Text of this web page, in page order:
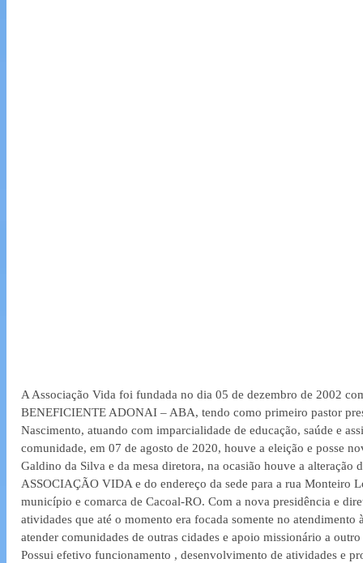
A Associação Vida foi fundada no dia 05 de dezembro de 2002
BENEFICIENTE ADONAI – ABA, tendo como primeiro pastor
Nascimento, atuando com imparcialidade de educação, saúde e
comunidade, em 07 de agosto de 2020, houve a eleição e posse
Galdino da Silva e da mesa diretora, na ocasião houve a alteração
ASSOCIAÇÃO VIDA e do endereço da sede para a rua Monteiro
município e comarca de Cacoal-RO. Com a nova presidência e
atividades que até o momento era focada somente no
atender comunidades de outras cidades e apoio missionário a outro
Possui efetivo funcionamento , desenvolvimento de atividades e